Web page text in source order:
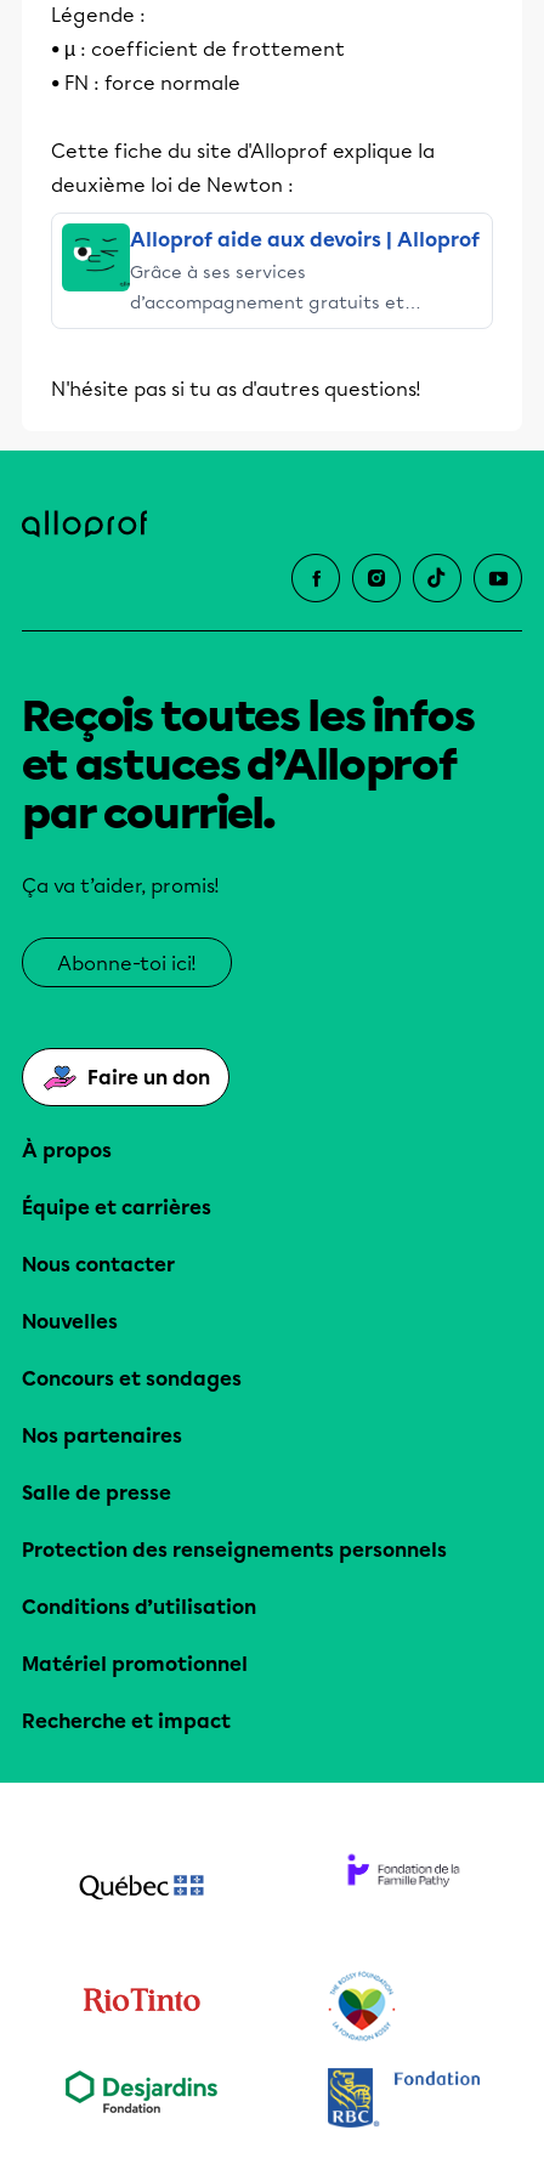
Légende :
• µ : coefficient de frottement
• FN : force normale
Cette fiche du site d'Alloprof explique la
deuxième loi de Newton :
Alloprof aide aux devoirs | Alloprof
Grâce à ses services
d’accompagnement gratuits et
stimulants, Alloprof engage les élèves
éducative.
N'hésite pas si tu as d'autres questions!
Reçois toutes les infos
et astuces d’Alloprof
par courriel.
Ça va t’aider, promis!
Abonne-toi ici!
Faire un don
À propos
Équipe et carrières
Nous contacter
Nouvelles
Concours et sondages
Nos partenaires
Salle de presse
Protection des renseignements personnels
Conditions d’utilisation
Matériel promotionnel
Recherche et impact